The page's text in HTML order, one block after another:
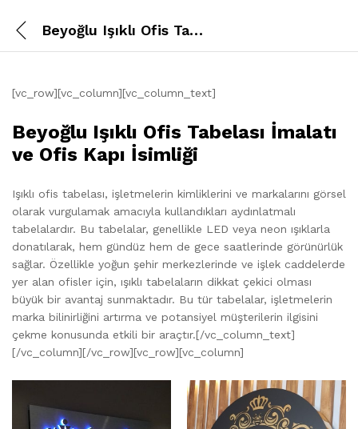
Beyoğlu Işıklı Ofis Tabelası
[vc_row][vc_column][vc_column_text]
Beyoğlu Işıklı Ofis Tabelası İmalatı
ve Ofis Kapı İsimliği
Işıklı ofis tabelası, işletmelerin kimliklerini ve markalarını görsel
olarak vurgulamak amacıyla kullandıkları aydınlatmalı
tabelalardır. Bu tabelalar, genellikle LED veya neon ışıklarla
donatılarak, hem gündüz hem de gece saatlerinde görünürlük
sağlar. Özellikle yoğun şehir merkezlerinde ve işlek caddelerde
yer alan ofisler için, ışıklı tabelaların dikkat çekici olması
büyük bir avantaj sunmaktadır. Bu tür tabelalar, işletmelerin
marka bilinirliğini artırma ve potansiyel müşterilerin ilgisini
çekme konusunda etkili bir araçtır.[/vc_column_text]
[/vc_column][/vc_row][vc_row][vc_column]